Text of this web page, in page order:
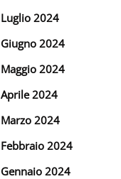
Luglio 2024
Giugno 2024
Maggio 2024
Aprile 2024
Marzo 2024
Febbraio 2024
Gennaio 2024